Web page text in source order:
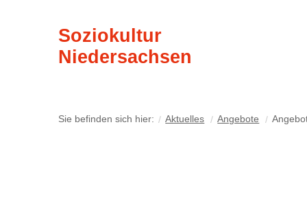
Soziokultur
Niedersachsen
Sie befinden sich hier: Aktuelles Angebote